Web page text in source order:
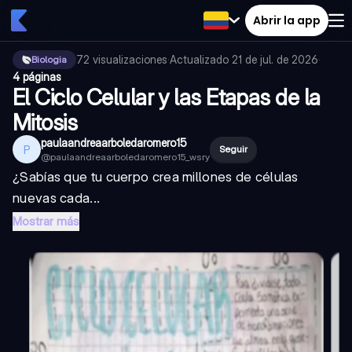
Abrir la app
Biologia 72 visualizaciones·Actualizado 21 de jul. de 2026·
4 páginas
El Ciclo Celular y las Etapas de la
Mitosis
P paulaandreaarboledaromero15
@paulaandreaarboledaromero15_wsry
Seguir
¿Sabías que tu cuerpo crea millones de células
nuevas cada...
Mostrar más